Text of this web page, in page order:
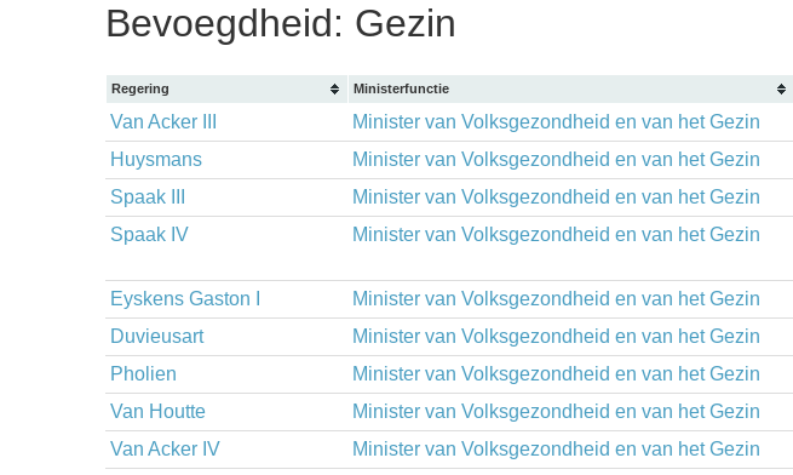
Bevoegdheid: Gezin
Regering Ministerfunctie
Van Acker III Minister van Volksgezondheid en van het Gezin
Huysmans
Minister van Volksgezondheid en van het Gezin
Spaak III
Minister van Volksgezondheid en van het Gezin
Spaak IV
Minister van Volksgezondheid en van het Gezin
Eyskens Gaston I Minister van Volksgezondheid en van het Gezin
Duvieusart
Minister van Volksgezondheid en van het Gezin
Pholien
Minister van Volksgezondheid en van het Gezin
Van Houtte
Minister van Volksgezondheid en van het Gezin
Van Acker IV
Minister van Volksgezondheid en van het Gezin